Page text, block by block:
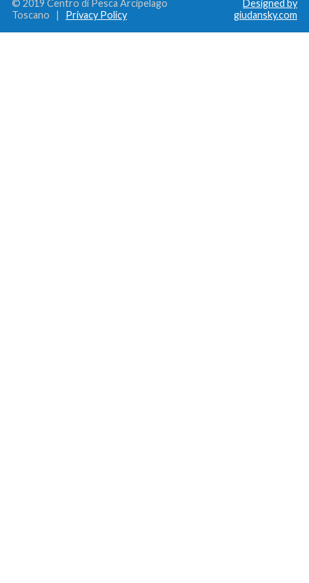
© 2019 Centro di Pesca Arcipelago
Toscano | Privacy Policy
Designed by
giudansky.com